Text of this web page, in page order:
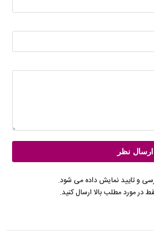
و تایید نمایش داده می شود.
در مورد مطلب بالا ارسال کنید.